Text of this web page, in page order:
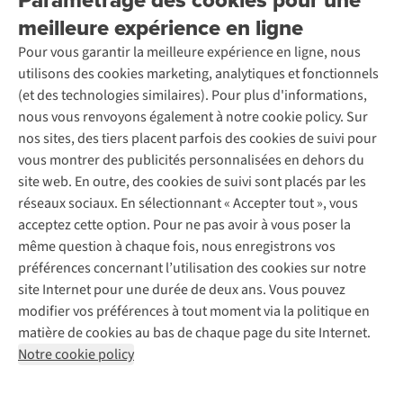
meilleure expérience en ligne
Pour vous garantir la meilleure expérience en ligne, nous
utilisons des cookies marketing, analytiques et fonctionnels
(et des technologies similaires). Pour plus d'informations,
nous vous renvoyons également à notre cookie policy. Sur
nos sites, des tiers placent parfois des cookies de suivi pour
vous montrer des publicités personnalisées en dehors du
site web. En outre, des cookies de suivi sont placés par les
réseaux sociaux. En sélectionnant « Accepter tout », vous
acceptez cette option. Pour ne pas avoir à vous poser la
même question à chaque fois, nous enregistrons vos
préférences concernant l’utilisation des cookies sur notre
site Internet pour une durée de deux ans. Vous pouvez
modifier vos préférences à tout moment via la politique en
matière de cookies au bas de chaque page du site Internet.
Notre cookie policy
Rétractation d'une commande
Entretien & réparations
Garantie
Contactez-nous
Entreprise responsable
À propos d’Ayacucho
Nos magasins
À propos d’A.S.Adventure
Déclaration d'accessibilité
Location / Location sports d’hiver
Seconde-main
Entretien de ski
Service de lavage
Entretien de chaussures
Réparation de chaussures
Réparation de vêtements
Retouches
Pour les entreprises
Découvrez
A.S.Magazine
Explore Camp
Expertise & conseils
Abonnez-vous à la newsletter
Suivez-nous
Mentions légales
Politique de confidentialité
Conditions générales
Cookie Policy